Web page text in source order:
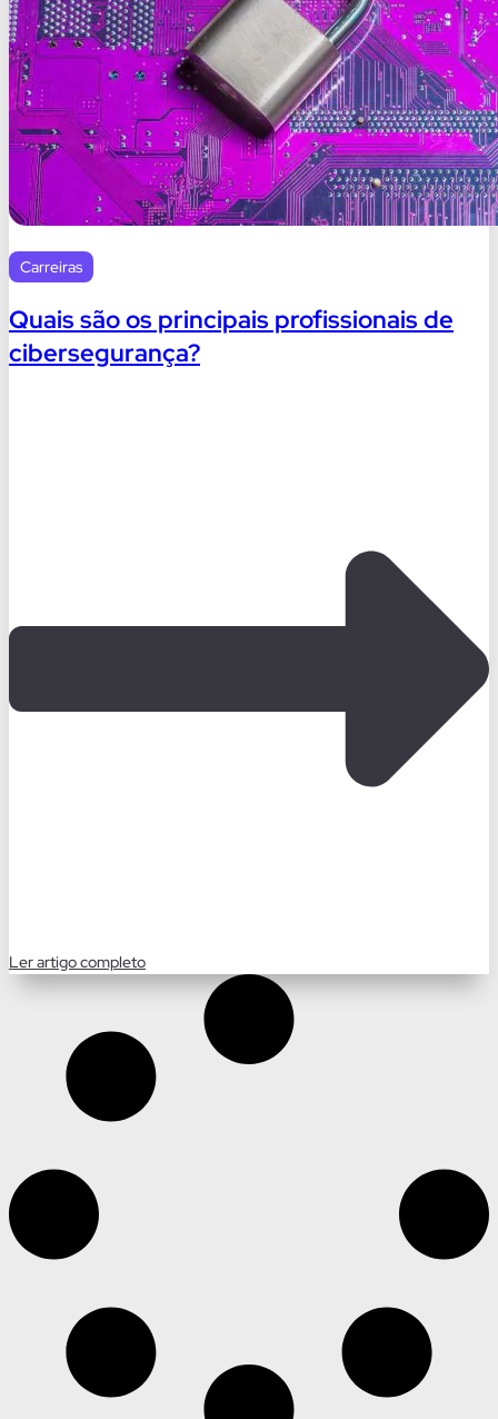
Carreiras
Quais são os principais profissionais de
cibersegurança?
Ler artigo completo